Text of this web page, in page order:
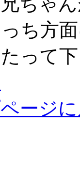
ち方
って
ージ